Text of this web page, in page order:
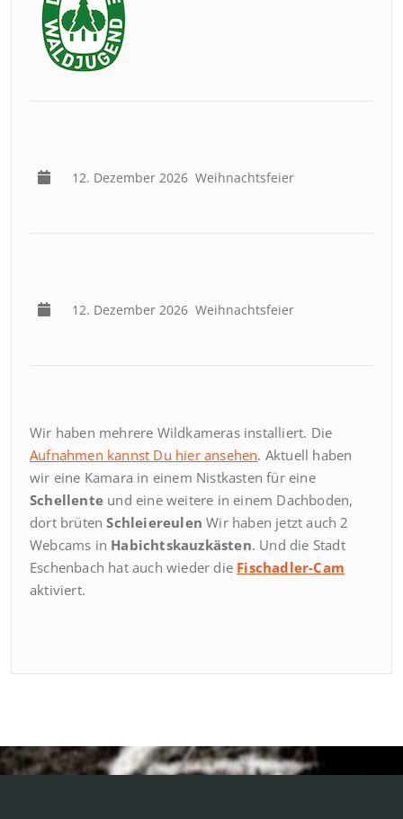
12. Dezember 2026 Weihnachtsfeier
12. Dezember 2026 Weihnachtsfeier
Wir haben mehrere Wildkameras installiert. Die
Aufnahmen kannst Du hier ansehen. Aktuell haben
wir eine Kamara in einem Nistkasten für eine
Schellente und eine weitere in einem Dachboden,
dort brütenSchleiereulen Wir haben jetzt auch 2
Webcams in Habichtskauzkästen. Und die Stadt
Eschenbach hat auch wieder die Fischadler-Cam
aktiviert.